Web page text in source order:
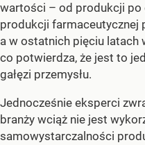
wartości – od produkcji po
produkcji farmaceutycznej
a w ostatnich pięciu latach
co potwierdza, że jest to
gałęzi przemysłu.
Jednocześnie eksperci
branży wciąż nie jest
samowystarczalności